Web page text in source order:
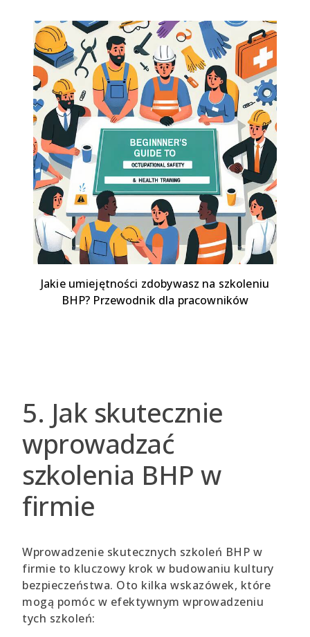
Jakie umiejętności zdobywasz na szkoleniu
BHP? Przewodnik dla pracowników
5. Jak skutecznie
wprowadzać
szkolenia BHP w
firmie
Wprowadzenie skutecznych szkoleń BHP w
firmie to kluczowy krok w budowaniu kultury
bezpieczeństwa. Oto kilka wskazówek, które
mogą pomóc w efektywnym wprowadzeniu
tych szkoleń: